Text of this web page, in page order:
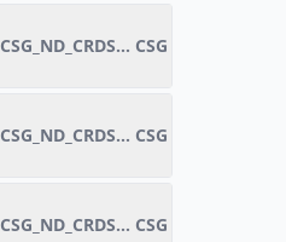
CSG_ND_CRDS_BNC_ICSG non
CSG_ND_CRDS_CHO_ICSG non
CSG_ND_CRDS_RET_ICSG non